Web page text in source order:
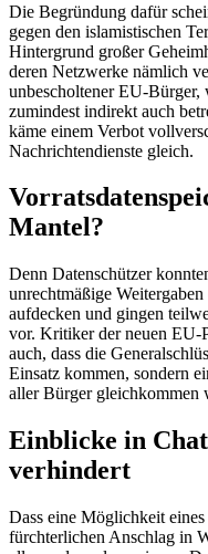
Die Begründung dafür
gegen den islamistischen
Hintergrund großer
deren Netzwerke nämlich
unbescholtener EU-Bürger,
zumindest indirekt auch
käme einem Verbot
Nachrichtendienste gleich.
Mantel?
Denn Datenschützer
unrechtmäßige
aufdecken und gingen
vor. Kritiker der neuen EU-
auch, dass die
Einsatz kommen, sondern
aller Bürger gleichkommen
Einblicke in
verhindert
Dass eine Möglichkeit
fürchterlichen Anschlag in